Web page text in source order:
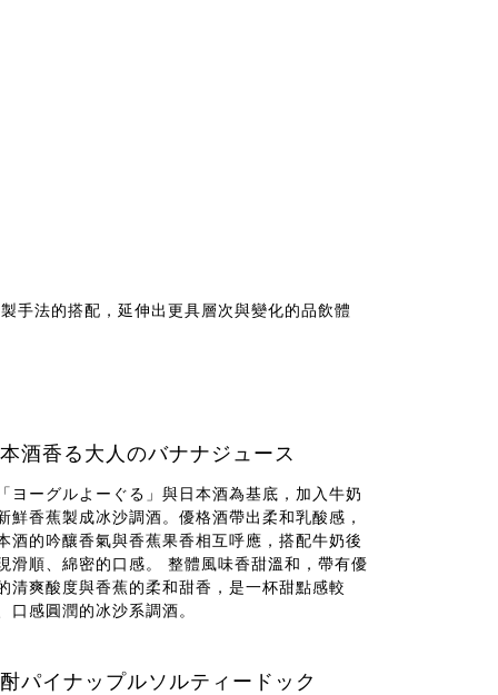
手法的搭配，延伸出更具層次與變化的品飲體
酒香る大人のバナナジュース
ヨーグルよーぐる」與日本酒為基底，加入牛奶
鮮香蕉製成冰沙調酒。優格酒帶出柔和乳酸感，
酒的吟釀香氣與香蕉果香相互呼應，搭配牛奶後
滑順、綿密的口感。 整體風味香甜溫和，帶有優
清爽酸度與香蕉的柔和甜香，是一杯甜點感較
口感圓潤的冰沙系調酒。
パイナップルソルティードック